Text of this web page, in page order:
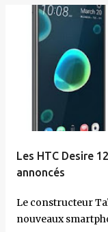
Les HTC Desire
annoncés
Le constructeur
nouveaux